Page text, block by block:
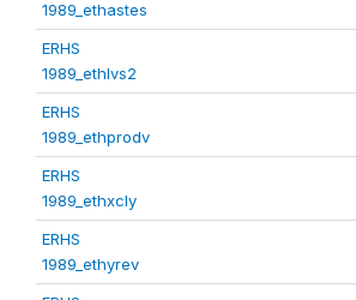
1989_ethastes
ERHS
1989_ethlvs2
ERHS
1989_ethprodv
ERHS
1989_ethxcly
ERHS
1989_ethyrev